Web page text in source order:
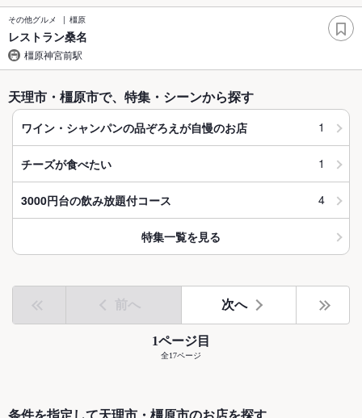
その他グルメ 橿原
レストラン桑名
橿原神宮前駅
天理市・橿原市で、特集・シーンから探す
ワイン・シャンパンの品ぞろえが自慢のお店 1
チーズが食べたい 1
3000円台の飲み放題付コース 4
特集一覧を見る
前へ 次へ
1ページ目
全17ページ